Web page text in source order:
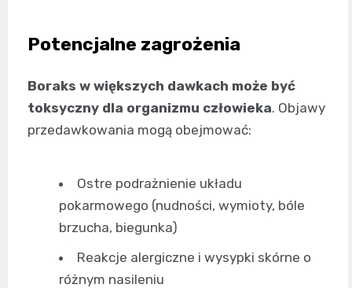
Potencjalne zagrożenia
Boraks w większych dawkach może być
toksyczny dla organizmu człowieka. Objawy
przedawkowania mogą obejmować:
Ostre podrażnienie układu
pokarmowego (nudności, wymioty, bóle
brzucha, biegunka)
Reakcje alergiczne i wysypki skórne o
różnym nasileniu